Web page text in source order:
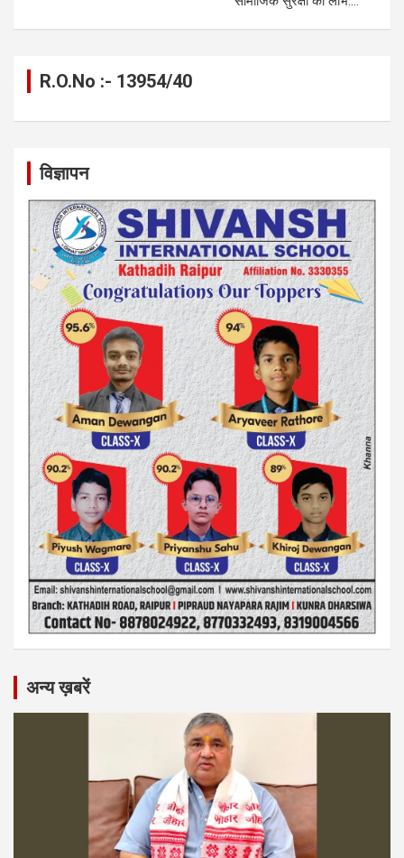
R.O.No :- 13954/40
विज्ञापन
अन्य ख़बरें